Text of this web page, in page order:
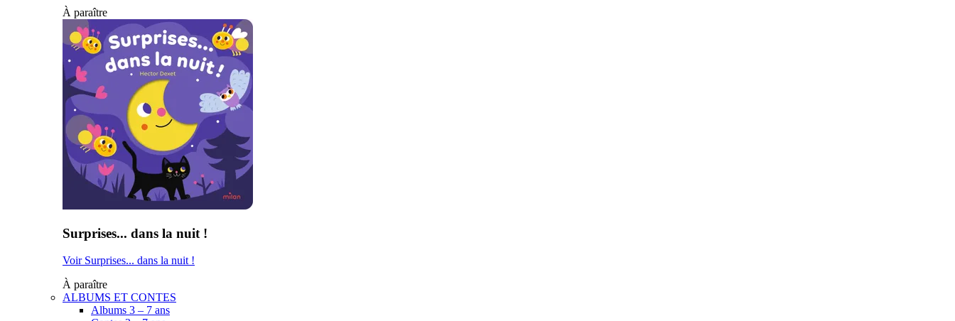
À paraître
Surprises... dans la nuit !
Voir Surprises... dans la nuit !
À paraître
ALBUMS ET CONTES
Albums 3 – 7 ans